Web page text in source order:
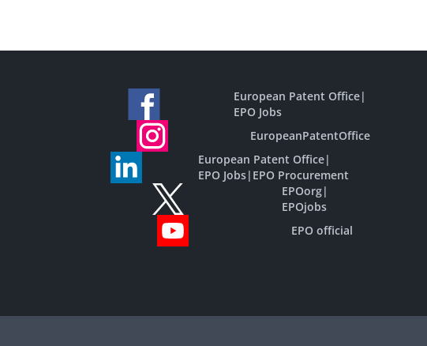
European Patent Office|
EPO Jobs
EuropeanPatentOffice
European Patent Office|
EPO Jobs| EPO Procurement
EPOorg|
EPOjobs
EPO official